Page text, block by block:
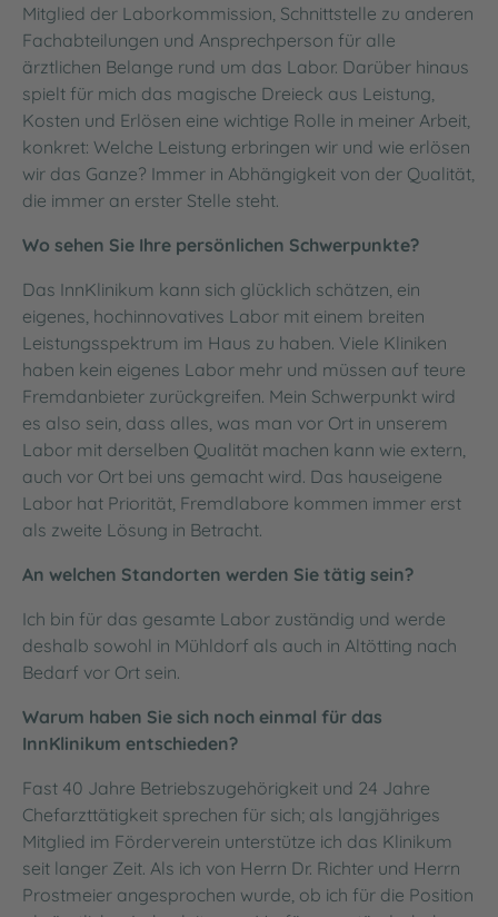
Mitglied der Laborkommission, Schnittstelle zu anderen
Fachabteilungen und Ansprechperson für alle
ärztlichen Belange rund um das Labor. Darüber hinaus
spielt für mich das magische Dreieck aus Leistung,
Kosten und Erlösen eine wichtige Rolle in meiner Arbeit,
konkret: Welche Leistung erbringen wir und wie erlösen
wir das Ganze? Immer in Abhängigkeit von der Qualität,
die immer an erster Stelle steht.
Wo sehen Sie Ihre persönlichen Schwerpunkte?
Das InnKlinikum kann sich glücklich schätzen, ein
eigenes, hochinnovatives Labor mit einem breiten
Leistungsspektrum im Haus zu haben. Viele Kliniken
haben kein eigenes Labor mehr und müssen auf teure
Fremdanbieter zurückgreifen. Mein Schwerpunkt wird
es also sein, dass alles, was man vor Ort in unserem
Labor mit derselben Qualität machen kann wie extern,
auch vor Ort bei uns gemacht wird. Das hauseigene
Labor hat Priorität, Fremdlabore kommen immer erst
als zweite Lösung in Betracht.
An welchen Standorten werden Sie tätig sein?
Ich bin für das gesamte Labor zuständig und werde
deshalb sowohl in Mühldorf als auch in Altötting nach
Bedarf vor Ort sein.
Warum haben Sie sich noch einmal für das
InnKlinikum entschieden?
Fast 40 Jahre Betriebszugehörigkeit und 24 Jahre
Chefarzttätigkeit sprechen für sich; als langjähriges
Mitglied im Förderverein unterstütze ich das Klinikum
seit langer Zeit. Als ich von Herrn Dr. Richter und Herrn
Prostmeier angesprochen wurde, ob ich für die Position